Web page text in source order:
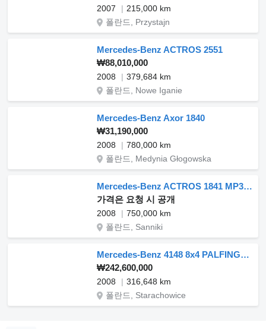
2007
215,000 km
폴란드, Przystajn
Mercedes-Benz ACTROS 2551
₩88,010,000
2008
379,684 km
폴란드, Nowe Iganie
Mercedes-Benz Axor 1840
₩31,190,000
2008
780,000 km
폴란드, Medynia Głogowska
Mercedes-Benz ACTROS 1841 MP3 RETARDER 2009
가격은 요청 시 공개
2008
750,000 km
폴란드, Sanniki
Mercedes-Benz 4148 8x4 PALFINGER PK 74002 Crane
₩242,600,000
2008
316,648 km
폴란드, Starachowice